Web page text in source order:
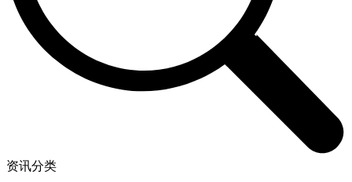
资讯分类